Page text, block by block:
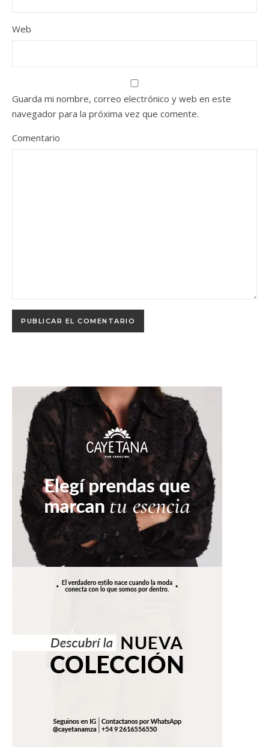
Web
Guarda mi nombre, correo electrónico y web en este
navegador para la próxima vez que comente.
Comentario